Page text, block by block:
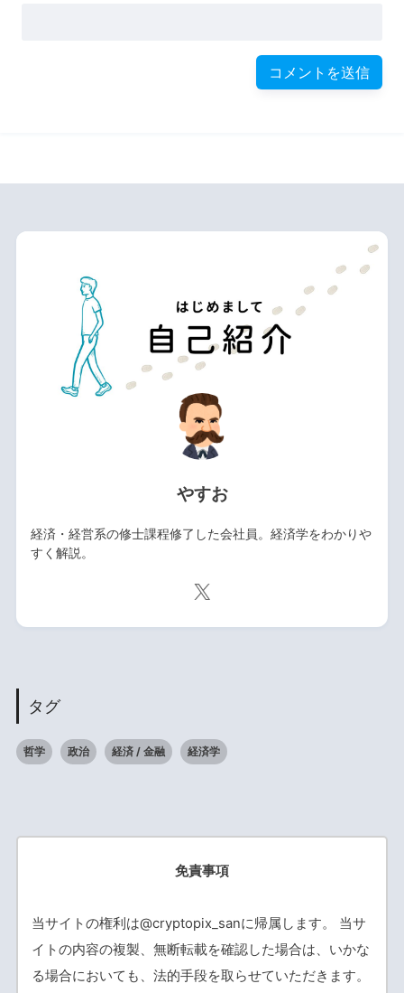
やすお
経済・経営系の修士課程修了した会社員。経済学をわかりや
すく解説。
タグ
哲学 政治 経済 / 金融 経済学
免責事項
当サイトの権利は@cryptopix_sanに帰属します。 当サ
イトの内容の複製、無断転載を確認した場合は、いかな
る場合においても、法的手段を取らせていただきます。